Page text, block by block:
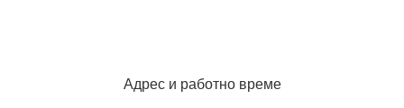
Адрес и работно време